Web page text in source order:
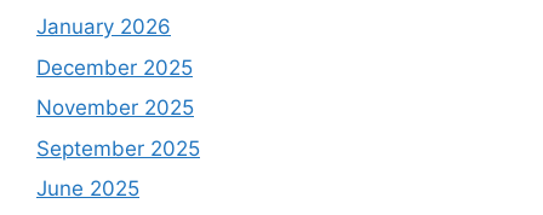
January 2026
December 2025
November 2025
September 2025
June 2025